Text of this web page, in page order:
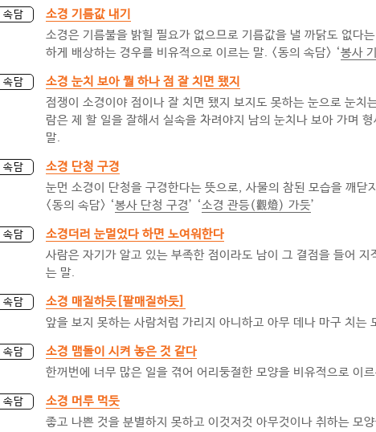
속담
소경 기름값 내기
소경은 기름불을 밝힐 필요가 없으므로 기름값을 낼 까닭도 없다
하게 배상하는 경우를 비유적으로 이르는 말. <동의 속담> ‘봉사
속담
소경 눈치 보아 뭘 하나 점 잘 치면 됐지
점쟁이 소경이야 점이나 잘 치면 됐지 보지도 못하는 눈으로 눈치
람은 제 할 일을 잘해서 실속을 차려야지 남의 눈치나 보아 가며
말.
속담
소경 단청 구경
눈먼 소경이 단청을 구경한다는 뜻으로, 사물의 참된 모습을 깨닫
<동의 속담> ‘봉사 단청 구경’ ‘소경 관등(觀燈) 가듯’
속담
소경더러 눈멀었다 하면 노여워한다
사람은 자기가 알고 있는 부족한 점이라도 남이 그 결점을 들어 지
는 말.
속담
소경 매질하듯[팔매질하듯]
앞을 보지 못하는 사람처럼 가리지 아니하고 아무 데나 마구 치는
속담
소경 맴돌이 시켜 놓은 것 같다
한꺼번에 너무 많은 일을 겪어 어리둥절한 모양을 비유적으로 이
속담
소경 머루 먹듯
좋고 나쁜 것을 분별하지 못하고 이것저것 아무것이나 취하는 모